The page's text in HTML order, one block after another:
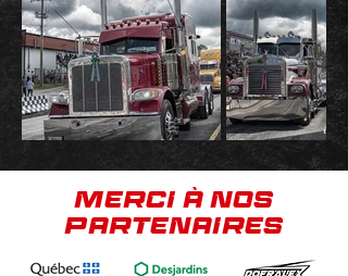
MERCI À NOS
PARTENAIRES